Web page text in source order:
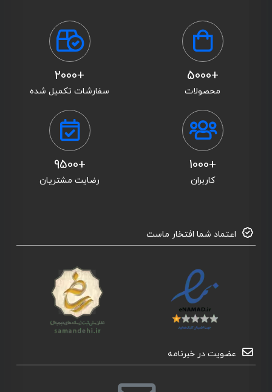
+5000
محصولات
+2000
سفارشات تکمیل شده
+1000
کاربران
+9500
رضایت مشتریان
اعتماد شما افتخار ماست
عضویت در خبرنامه